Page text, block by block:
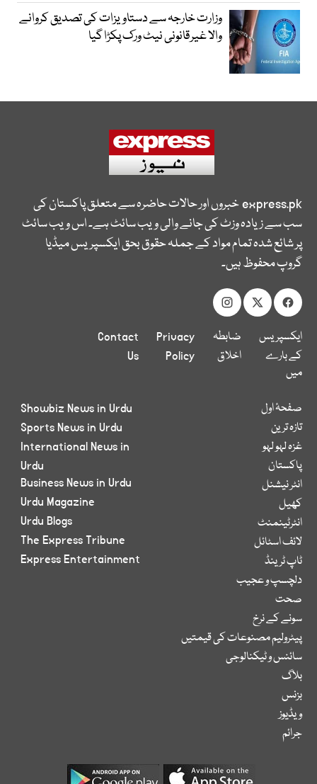
وزارت خارجہ سے دستاویزات کی تصدیق کروانے
والا غیرقانونی نیٹ ورک پکڑا گیا
express.pkخبروں اور حالات حاضرہ سے متعلق پاکستان کی
سب سے زیادہ وزٹ کی جانے والی ویب سائٹ ہے۔ اس ویب سائٹ
پر شائع شدہ تمام مواد کے جملہ حقوق بحق ایکسپریس میڈیا
گروپ محفوظ ہیں۔
ایکسپریس
کے بارے
میں
ضابطہ
اخلاق
Privacy
Policy
Contact
Us
صفحۂ اول
تازہ ترین
غزہ لہو لہو
پاکستان
انٹر نیشنل
کھیل
انٹرٹینمنٹ
لائف اسٹائل
ٹاپ ٹرینڈ
دلچسپ و عجیب
صحت
سونے کے نرخ
پیٹرولیم مصنوعات کی قیمتیں
سائنس و ٹیکنالوجی
بلاگ
بزنس
ویڈیوز
جرائم
Showbiz News in Urdu
Sports News in Urdu
International News in
Urdu
Business News in Urdu
Urdu Magazine
Urdu Blogs
The Express Tribune
Express Entertainment